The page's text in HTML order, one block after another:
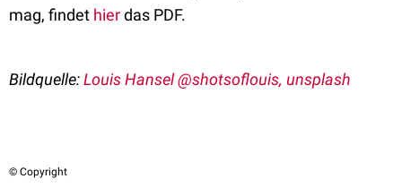
mag, findet hierdas PDF.
Bildquelle:Louis Hansel @shotsoflouis, unsplash
© Copyright